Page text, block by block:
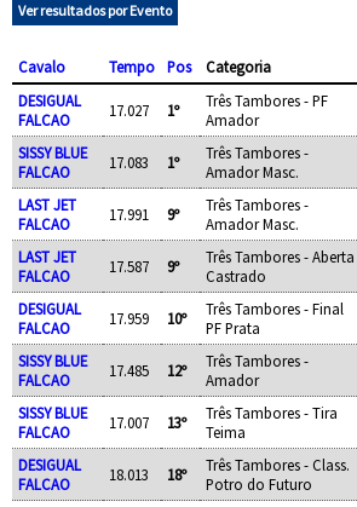
Ver resultados por Evento
Cavalo Tempo Pos Categoria
DESIGUAL
FALCAO
17.027 1º
Três Tambores - PF
Amador
SISSY BLUE
FALCAO
17.083 1º
Três Tambores -
Amador Masc.
LAST JET
FALCAO
17.991 9º
Três Tambores -
Amador Masc.
LAST JET
FALCAO
17.587 9º
Três Tambores - Aberta
Castrado
DESIGUAL
FALCAO
17.959 10º
Três Tambores - Final
PF Prata
SISSY BLUE
FALCAO
17.485 12º
Três Tambores -
Amador
SISSY BLUE
FALCAO
17.007 13º
Três Tambores - Tira
Teima
DESIGUAL
FALCAO
18.013 18º
Três Tambores - Class.
Potro do Futuro